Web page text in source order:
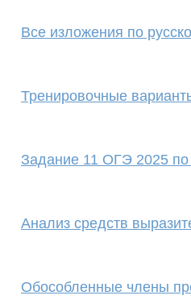
Все изложения по
Тренировочные
Задание 11 ОГЭ 2025 по
Анализ средств
Обособленные члены